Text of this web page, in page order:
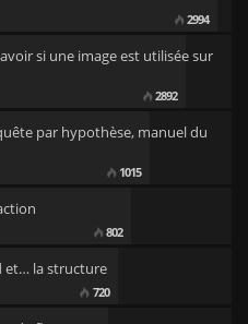
2994
si une image est utilisée sur
2892
par hypothèse, manuel du
1015
802
et… la structure
720